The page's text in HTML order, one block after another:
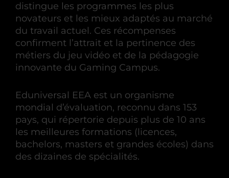
distingue les programmes les plus
novateurs et les mieux adaptés au marché
du travail actuel. Ces récompenses
confirment l’attrait et la pertinence des
métiers du jeu vidéo et de la pédagogie
innovante du Gaming Campus.
Eduniversal EEA est un organisme
mondial d’évaluation, reconnu dans 153
pays, qui répertorie depuis plus de 10 ans
les meilleures formations (licences,
bachelors, masters et grandes écoles) dans
des dizaines de spécialités.